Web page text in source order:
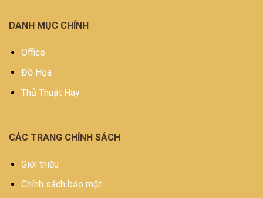
DANH MỤC CHÍNH
Office
Đồ Họa
Thủ Thuật Hay
CÁC TRANG CHÍNH SÁCH
Giới thiệu
Chính sách bảo mật